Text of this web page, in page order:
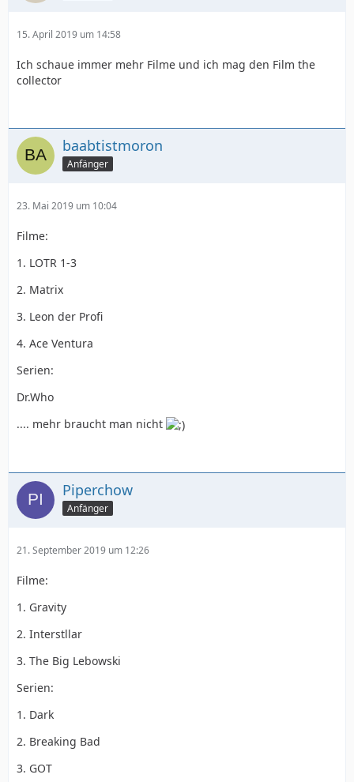
15. April 2019 um 14:58
Ich schaue immer mehr Filme und ich mag den Film the
collector
baabtistmoron
Anfänger
23. Mai 2019 um 10:04
Filme:
1. LOTR 1-3
2. Matrix
3. Leon der Profi
4. Ace Ventura
Serien:
Dr.Who
.... mehr braucht man nicht
Piperchow
Anfänger
21. September 2019 um 12:26
Filme:
1. Gravity
2. Interstllar
3. The Big Lebowski
Serien:
1. Dark
2. Breaking Bad
3. GOT